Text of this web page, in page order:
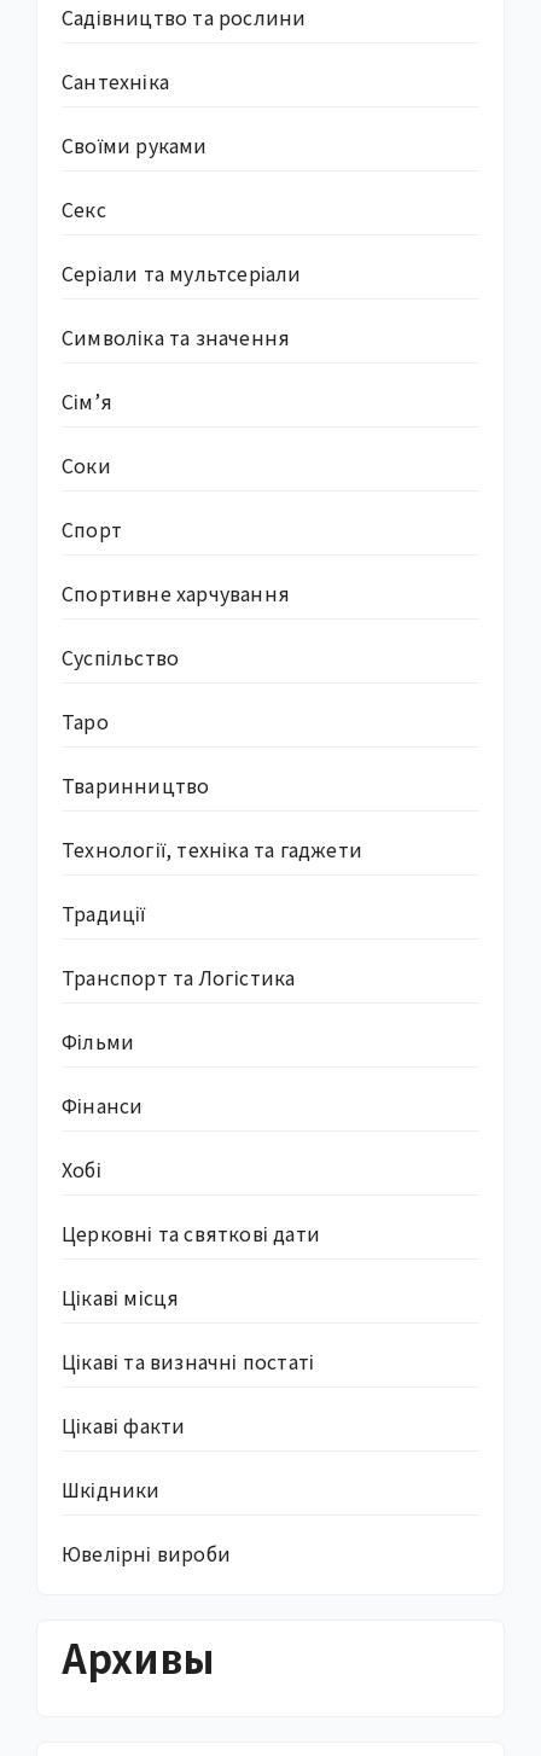
Садівництво та рослини
Сантехніка
Своїми руками
Секс
Серіали та мультсеріали
Символіка та значення
Сім’я
Соки
Спорт
Спортивне харчування
Суcпільство
Таро
Тваринництво
Технології, техніка та гаджети
Традиції
Транспорт та Логістика
Фільми
Фінанси
Хобі
Церковні та святкові дати
Цікаві місця
Цікаві та визначні постаті
Цікаві факти
Шкідники
Ювелірні вироби
Архивы